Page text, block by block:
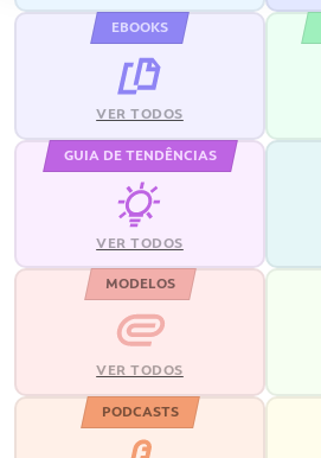
EBOOKS
VER TODOS
GUIA DE TENDÊNCIAS
VER TODOS
MODELOS
VER TODOS
PODCASTS